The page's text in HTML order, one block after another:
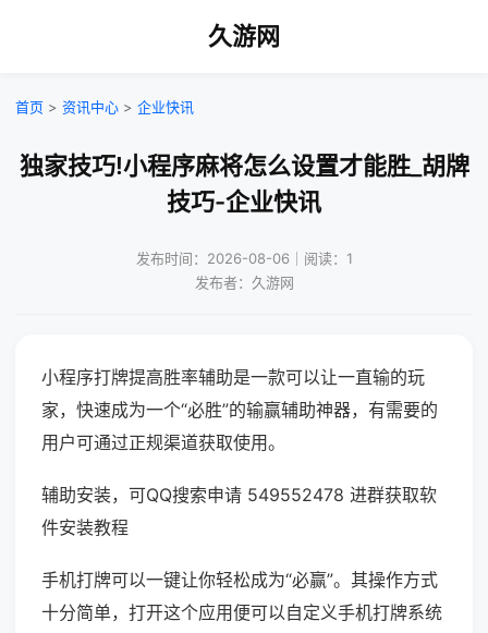
久游网
首页 > 资讯中心 > 企业快讯
独家技巧!小程序麻将怎么设置才能胜_胡牌
技巧-企业快讯
发布时间：2026-08-06｜阅读：1
发布者：久游网
小程序打牌提高胜率辅助是一款可以让一直输的玩
家，快速成为一个“必胜”的输赢辅助神器，有需要的
用户可通过正规渠道获取使用。
辅助安装，可QQ搜索申请 549552478 进群获取软
件安装教程
手机打牌可以一键让你轻松成为“必赢”。其操作方式
十分简单，打开这个应用便可以自定义手机打牌系统